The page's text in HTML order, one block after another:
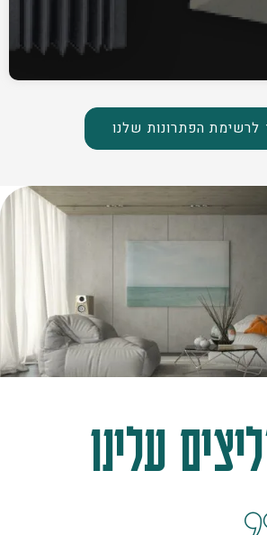
לרשימת הפתרונות שלנו
עלינו